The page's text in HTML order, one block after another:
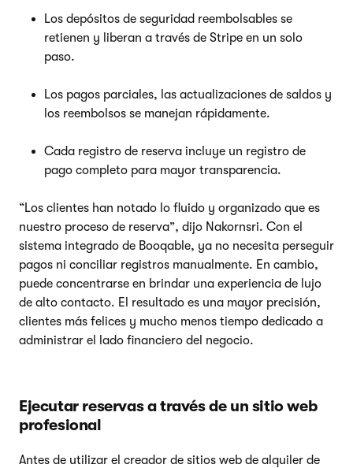
Los depósitos de seguridad reembolsables se
retienen y liberan a través de Stripe en un solo
paso.
Los pagos parciales, las actualizaciones de saldos y
los reembolsos se manejan rápidamente.
Cada registro de reserva incluye un registro de
pago completo para mayor transparencia.
“Los clientes han notado lo fluido y organizado que es
nuestro proceso de reserva”, dijo Nakornsri. Con el
sistema integrado de Booqable, ya no necesita perseguir
pagos ni conciliar registros manualmente. En cambio,
puede concentrarse en brindar una experiencia de lujo
de alto contacto. El resultado es una mayor precisión,
clientes más felices y mucho menos tiempo dedicado a
administrar el lado financiero del negocio.
Ejecutar reservas a través de un sitio web
profesional
Antes de utilizar el creador de sitios web de alquiler de